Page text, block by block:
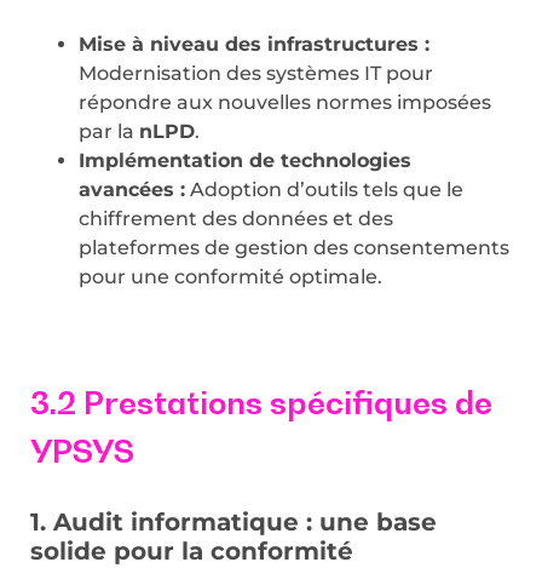
Mise à niveau des infrastructures :
Modernisation des systèmes IT pour
répondre aux nouvelles normes imposées
par la nLPD.
Implémentation de technologies
avancées : Adoption d’outils tels que le
chiffrement des données et des
plateformes de gestion des consentements
pour une conformité optimale.
3.2 Prestations spécifiques de
YPSYS
1. Audit informatique : une base
solide pour la conformité